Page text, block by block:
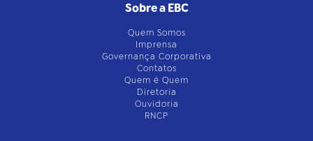
Sobre a EBC
Quem Somos
Imprensa
Governança Corporativa
Contatos
Quem é Quem
Diretoria
Ouvidoria
RNCP